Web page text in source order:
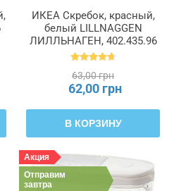
ИКЕА Скребок, красный,
белый LILLNAGGEN
ЛИЛЛЬНАГЕН, 402.435.96
63,00 грн
62,00 грн
В КОРЗИНУ
Акция
Отправим
завтра